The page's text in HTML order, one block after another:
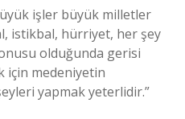
işler büyük milletler
istikbal, hürriyet, her şey
olduğunda gerisi
için medeniyetin
yapmak yeterlidir.”